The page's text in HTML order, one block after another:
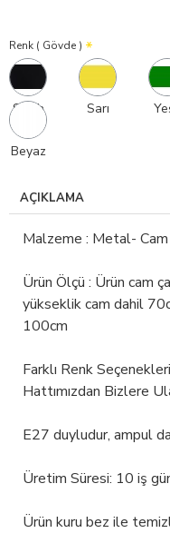
Renk ( Gövde )
Siyah Sarı
Beyaz
AÇIKLAMA
Malzeme : Metal- Cam
Ürün Ölçü : Ürün cam
yükseklik cam dahil
100cm
Farklı Renk
Hattımızdan Bizlere
E27 duyludur, ampul
Üretim Süresi: 10 iş
Ürün kuru bez ile